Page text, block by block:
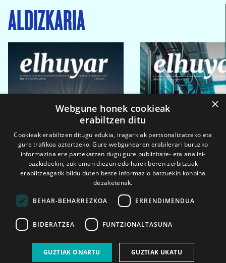
ALDIZKARIA
2026ko eka. 1a 2026ko mar. 1a
×
Webgune honek cookieak
erabiltzen ditu
Cookieak erabiltzen ditugu edukia, iragarkiak pertsonalizatzeko eta
gure trafikoa aztertzeko. Gure webgunearen erabilerari buruzko
informazioa ere partekatzen dugu gure publizitate- eta analisi-
bazkideekin, zuk eman diezun edo haiek beren zerbitzuak
erabiltzeagatik bildu duten beste informazio batzuekin konbina
dezaketenak.
BEHAR-BEHARREZKOA ERRENDIMENDUA
BIDERATZEA FUNTZIONALTASUNA
GUZTIAK ONARTU GUZTIAK UKATU